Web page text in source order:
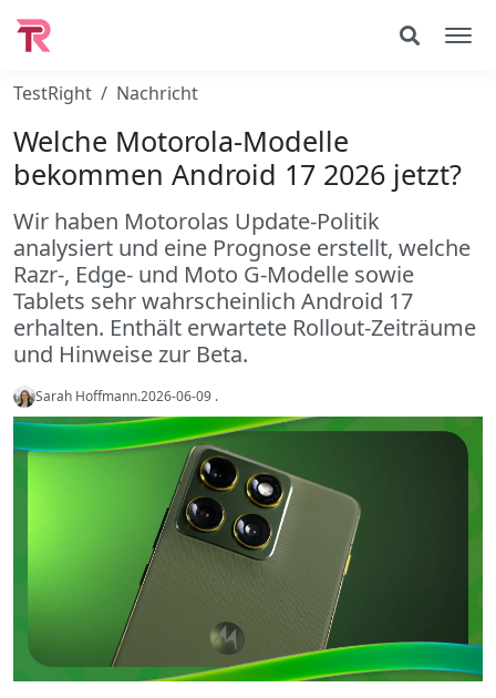
TestRight Nachricht
Welche Motorola-Modelle
bekommen Android 17 2026 jetzt?
Wir haben Motorolas Update-Politik
analysiert und eine Prognose erstellt, welche
Razr-, Edge- und Moto G-Modelle sowie
Tablets sehr wahrscheinlich Android 17
erhalten. Enthält erwartete Rollout-Zeiträume
und Hinweise zur Beta.
Sarah Hoffmann.2026-06-09 .